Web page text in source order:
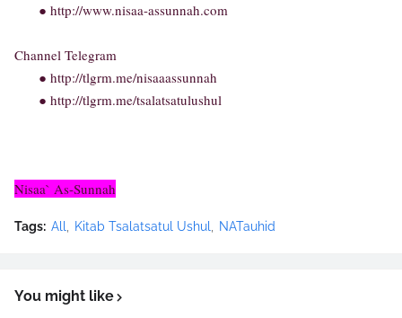
● http://www.nisaa-assunnah.com
Channel Telegram
● http://tlgrm.me/nisaaassunnah
● http://tlgrm.me/tsalatsatulushul
Nisaa` As-Sunnah
Tags: All Kitab Tsalatsatul Ushul NATauhid
You might like